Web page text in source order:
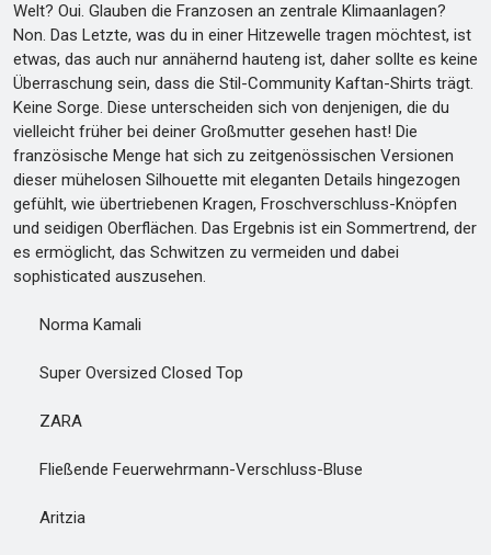
Welt? Oui. Glauben die Franzosen an zentrale Klimaanlagen?
Non. Das Letzte, was du in einer Hitzewelle tragen möchtest, ist
etwas, das auch nur annähernd hauteng ist, daher sollte es keine
Überraschung sein, dass die Stil-Community Kaftan-Shirts trägt.
Keine Sorge. Diese unterscheiden sich von denjenigen, die du
vielleicht früher bei deiner Großmutter gesehen hast! Die
französische Menge hat sich zu zeitgenössischen Versionen
dieser mühelosen Silhouette mit eleganten Details hingezogen
gefühlt, wie übertriebenen Kragen, Froschverschluss-Knöpfen
und seidigen Oberflächen. Das Ergebnis ist ein Sommertrend, der
es ermöglicht, das Schwitzen zu vermeiden und dabei
sophisticated auszusehen.
Norma Kamali
Super Oversized Closed Top
ZARA
Fließende Feuerwehrmann-Verschluss-Bluse
Aritzia